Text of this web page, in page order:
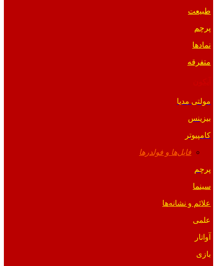
طبیعت
پرچم
نمادها
متفرقه
مولتی مدیا
بیزینس
کامپیوتر
فایل‌ها و فولدرها
پرچم
سینما
علائم و نشانه‌ها
علمی
آواتار
بازی